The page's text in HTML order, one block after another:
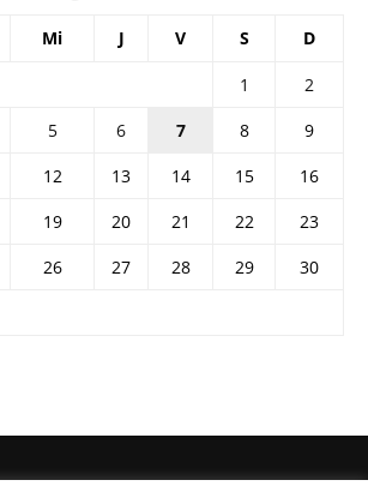
Mi J V S D
1
2
5 6 7 8
9
12 13 14 15
16
19 20 21 22
23
26 27 28 29
30